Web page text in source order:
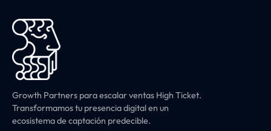
Growth Partners para escalar ventas High Ticket.
Transformamos tu presencia digital en un
ecosistema de captación predecible.